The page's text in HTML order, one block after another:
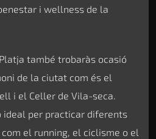
i wellness de la
també trobaràs ocasió
de la ciutat com és el
i el Celler de Vila-seca.
ideal per practicar diferents
el running, el ciclisme o el